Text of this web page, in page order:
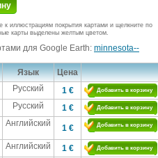
иллюстрациям покрытия картами и щелкните по
карты выделены желтым цветом.
для Google Earth: minnesota--
Язык
Цена
Русский 1 € Добавить в корзину
Русский 1 € Добавить в корзину
Английский 1 € Добавить в корзину
Английский 1 € Добавить в корзину